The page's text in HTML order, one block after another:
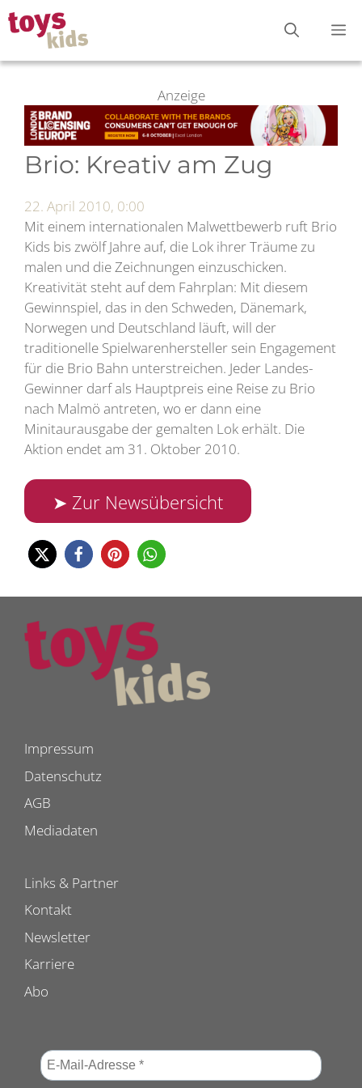
Zum
Inhalt
springen
Anzeige
Brio: Kreativ am Zug
22. April 2010, 0:00
Mit einem internationalen Malwettbewerb ruft Brio
Kids bis zwölf Jahre auf, die Lok ihrer Träume zu
malen und die Zeichnungen einzuschicken.
Kreativität steht auf dem Fahrplan: Mit diesem
Gewinnspiel, das in den Schweden, Dänemark,
Norwegen und Deutschland läuft, will der
traditionelle Spielwarenhersteller sein Engagement
für die Brio Bahn unterstreichen. Jeder Landes-
Gewinner darf als Hauptpreis eine Reise zu Brio
nach Malmö antreten, wo er dann eine
Minitaurausgabe der gemalten Lok erhält. Die
Aktion endet am 31. Oktober 2010.
➤ Zur Newsübersicht
Impressum
Datenschutz
AGB
Mediadaten
Links & Partner
Kontakt
Newsletter
Karriere
Abo